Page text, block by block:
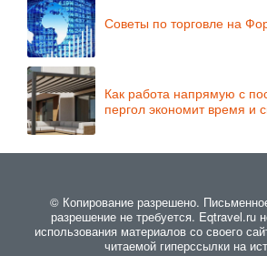
Советы по торговле на
Как работа напрямую с
пергол экономит время и
© Копирование разрешено.
разрешение не требуется. Eqtravel.ru
использования материалов со своего
читаемой гиперссылки на